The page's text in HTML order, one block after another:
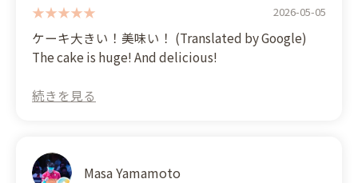
definitely use their services again.
2026-05-05
ケーキ大きい！美味い！ (Translated by Google)
The cake is huge! And delicious!
Masa Yamamoto